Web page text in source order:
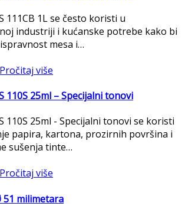
111CB 1L se često koristi u
industriji i kućanske potrebe kako bi
mesa i…
Pročitaj više
110S 25ml – Specijalni tonovi
110S 25ml - Specijalni tonovi se koristi
papira, kartona, prozirnih površina i
sušenja tinte…
Pročitaj više
51 milimetara